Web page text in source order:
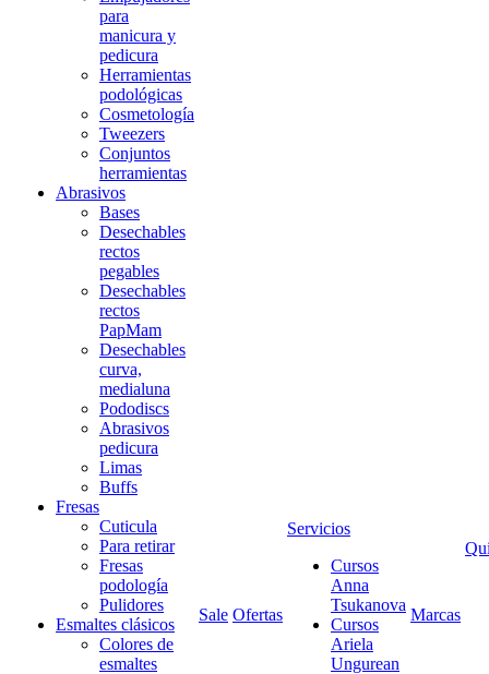
para
manicura y
pedicura
Herramientas
podológicas
Cosmetología
Tweezers
Conjuntos
herramientas
Abrasivos
Bases
Desechables
rectos
pegables
Desechables
rectos
PapMam
Desechables
curva,
medialuna
Pododiscs
Abrasivos
pedicura
Limas
Buffs
Fresas
Cuticula
Para retirar
Fresas
podología
Pulidores
Esmaltes clásicos
Colores de
esmaltes
Sale Ofertas
Servicios
Cursos
Anna
Tsukanova
Cursos
Ariela
Ungurean
Marcas